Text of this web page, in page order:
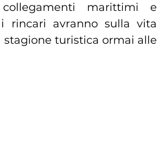
marittimi e
rincari avranno sulla vita
turistica ormai alle